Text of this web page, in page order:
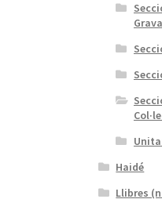
Haidé
Llibres